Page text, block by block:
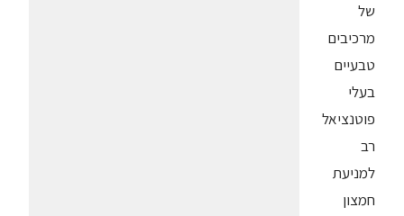
של
מרכיבים
טבעיים
בעלי
פוטנציאל
רב
למניעת
חמצון